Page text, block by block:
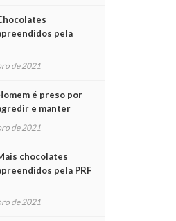
pela
crianças na
de 2021
é preso por
e manter
em cárcere
de 2021
chocolates
pela PRF
no Natal
de 2021